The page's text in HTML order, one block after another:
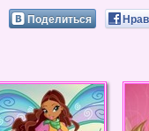
Поделиться